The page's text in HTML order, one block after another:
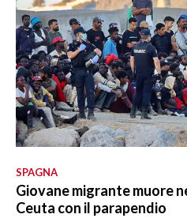
SPAGNA
Giovane migrante muore
Ceuta con il parapendio